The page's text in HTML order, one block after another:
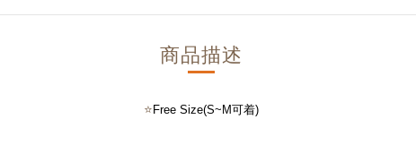
商品描述
⭐ Free Size(S~M可着)